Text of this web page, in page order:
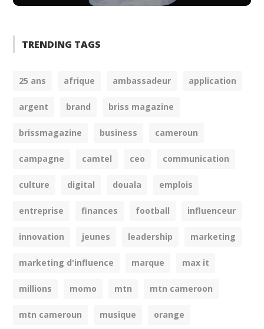
TRENDING TAGS
25 ans afrique ambassadeur application
argent brand briss magazine
brissmagazine business cameroun
campagne camtel ceo communication
culture digital douala emplois
entreprise finances football influenceur
innovation jeunes leadership marketing
marketing d'influence marque max it
millions momo mtn mtn cameroon
mtn cameroun musique orange